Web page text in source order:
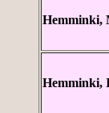
Hemminki,
Hemminki,